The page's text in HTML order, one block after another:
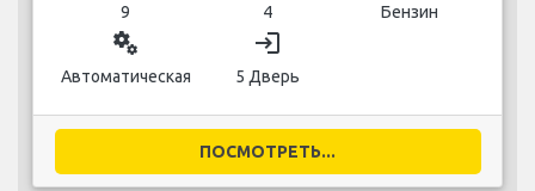
9 4 Бензин
miscellaneous_services
Автоматическая
login
5 Дверь
ПОСМОТРЕТЬ...